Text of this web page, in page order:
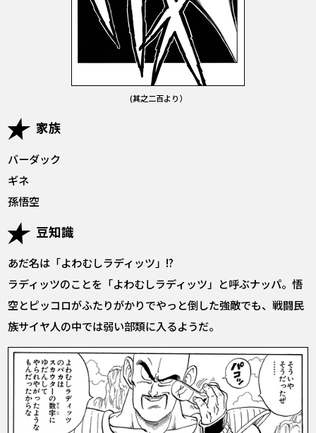
(其之二百より）
家族
バーダック
ギネ
孫悟空
豆知識
あだ名は「よわむしラディッツ」!?
ラディッツのことを「よわむしラディッツ」と呼ぶナッパ。悟
空とピッコロがふたりがかりでやっと倒した強敵でも、戦闘民
族サイヤ人の中では弱い部類に入るようだ。